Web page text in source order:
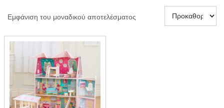
Εμφάνιση του μοναδικού αποτελέσματος